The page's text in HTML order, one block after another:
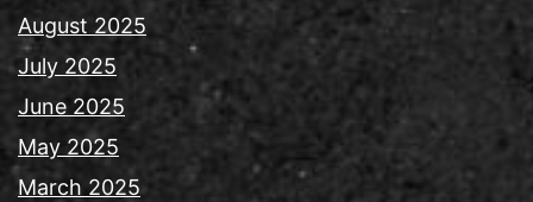
August 2025
July 2025
June 2025
May 2025
March 2025